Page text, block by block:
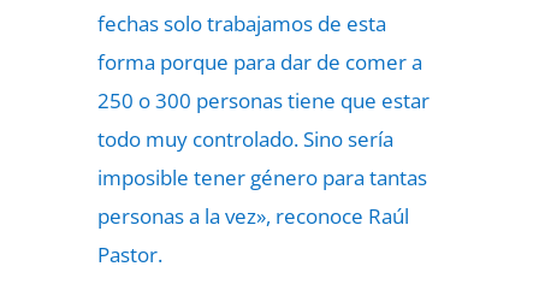
fechas solo trabajamos de esta
forma porque para dar de comer a
250 o 300 personas tiene que estar
todo muy controlado. Sino sería
imposible tener género para tantas
personas a la vez», reconoce Raúl
Pastor.